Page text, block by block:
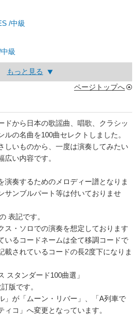
/中級
級
もっと見る
ページトップへ
ドから日本の歌謡曲、唱歌、クラシッ
ルの名曲を100曲セレクトしました。
しいものから、一度は演奏してみたい
広い内容です。
奏するためのメロディー譜となりま
サンブルパート等は付いておりませ
表記です。
ス・ソロでの演奏を想定しております
いるコードネームは全て移調コードで
載されているコードの長2度下になりま
スタンダード100曲選」
版です。
」が「ムーン・リバー」、「A列車で
コ」へ変更となっています。